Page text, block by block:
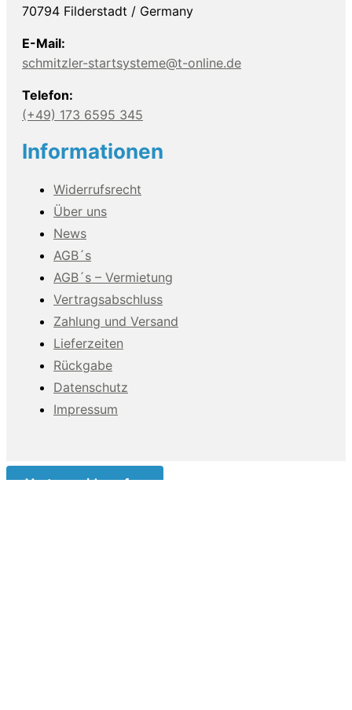
70794 Filderstadt / Germany
E-Mail:
schmitzler-startsysteme@t-online.de
Telefon:
(+49) 173 6595 345
Informationen
Widerrufsrecht
Über uns
News
AGB´s
AGB´s – Vermietung
Vertragsabschluss
Zahlung und Versand
Lieferzeiten
Rückgabe
Datenschutz
Impressum
Vertrag widerrufen